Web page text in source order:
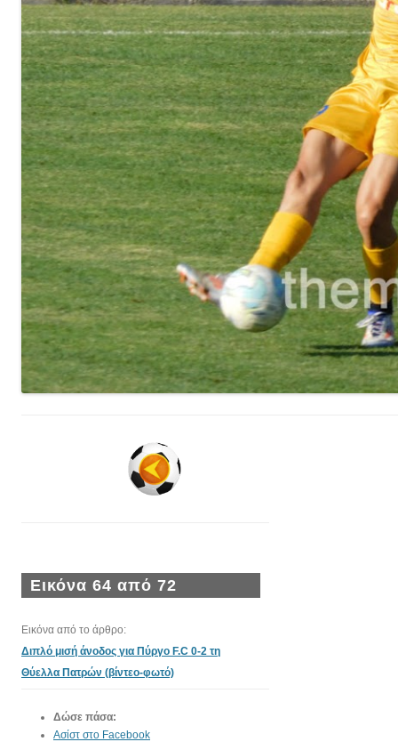
Εικόνα 64 από 72
Εικόνα από το άρθρο:
Διπλό μισή άνοδος για Πύργο F.C 0-2 τη
Θύελλα Πατρών (βίντεο-φωτό)
Δώσε πάσα:
Ασίστ στο Facebook